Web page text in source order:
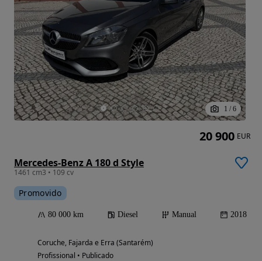
1 / 6
Mercedes-Benz A 180 d Style
1461 cm3 • 109 cv
Promovido
80 000 km Diesel Manual 2018
Coruche, Fajarda e Erra (Santarém)
Profissional • Publicado
20 900 EUR